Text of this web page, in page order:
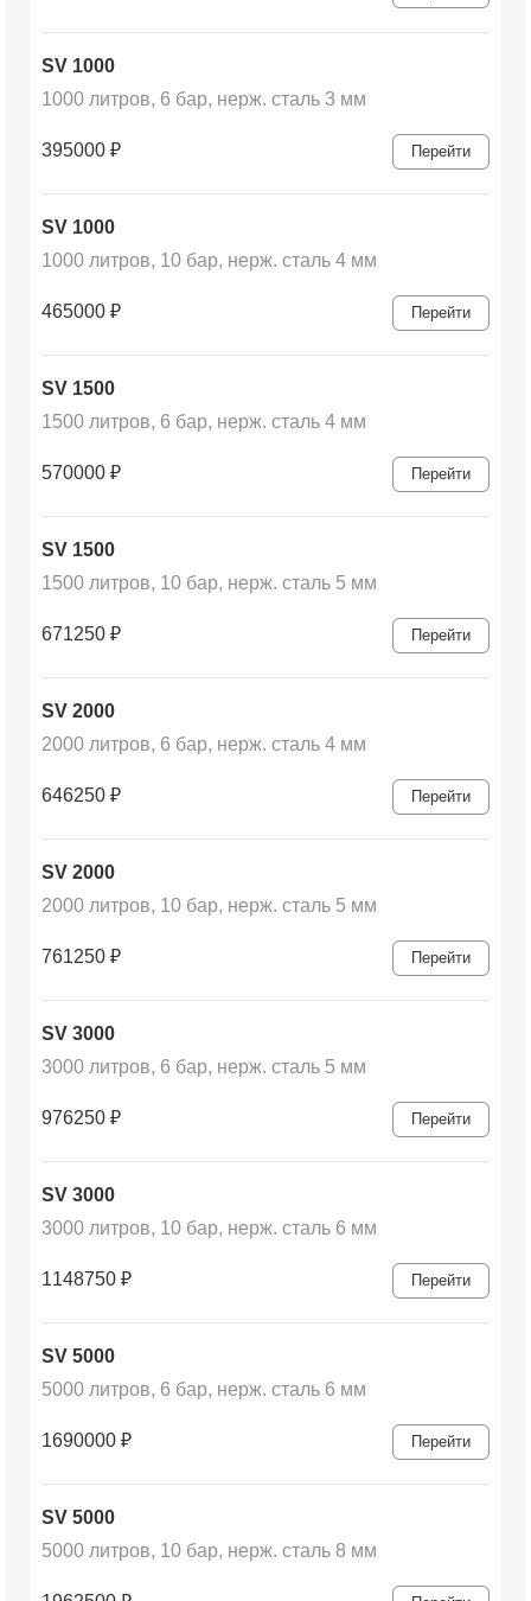
SV 1000
1000 литров, 6 бар, нерж. сталь 3 мм
395000 ₽ Перейти
SV 1000
1000 литров, 10 бар, нерж. сталь 4 мм
465000 ₽ Перейти
SV 1500
1500 литров, 6 бар, нерж. сталь 4 мм
570000 ₽ Перейти
SV 1500
1500 литров, 10 бар, нерж. сталь 5 мм
671250 ₽ Перейти
SV 2000
2000 литров, 6 бар, нерж. сталь 4 мм
646250 ₽ Перейти
SV 2000
2000 литров, 10 бар, нерж. сталь 5 мм
761250 ₽ Перейти
SV 3000
3000 литров, 6 бар, нерж. сталь 5 мм
976250 ₽ Перейти
SV 3000
3000 литров, 10 бар, нерж. сталь 6 мм
1148750 ₽ Перейти
SV 5000
5000 литров, 6 бар, нерж. сталь 6 мм
1690000 ₽ Перейти
SV 5000
5000 литров, 10 бар, нерж. сталь 8 мм